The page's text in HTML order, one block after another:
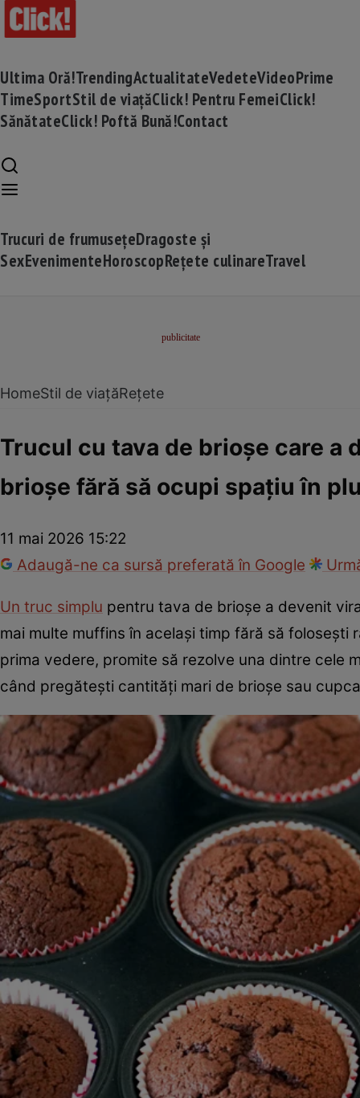
Ultima Oră!TrendingActualitateVedeteVideoPrime
TimeSportStil de viațăClick! Pentru FemeiClick!
SănătateClick! Poftă Bună!Contact
Trucuri de frumusețeDragoste și
SexEvenimenteHoroscopRețete culinareTravel
HomeStil de viațăRețete
Trucul cu tava de brioșe care a
brioșe fără să ocupi spațiu în
11 mai 2026 15:22
Adaugă-ne ca sursă preferată în Google
Un truc simplu pentru tava de brioșe a devenit
mai multe muffins în același timp fără să
prima vedere, promite să rezolve una dintre cele
când pregătești cantități mari de brioșe sau